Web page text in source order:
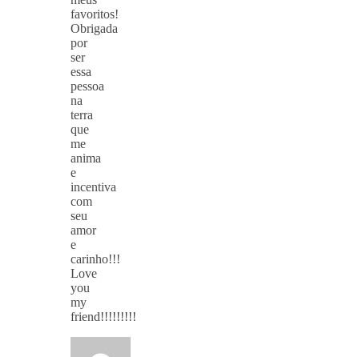
favoritos!
Obrigada
por
ser
essa
pessoa
na
terra
que
me
anima
e
incentiva
com
seu
amor
e
carinho!!!
Love
you
my
friend!!!!!!!!!